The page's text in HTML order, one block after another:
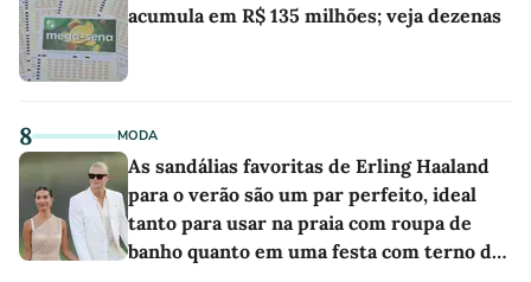
acumula em R$ 135 milhões; veja dezenas
8 MODA
As sandálias favoritas de Erling Haaland
para o verão são um par perfeito, ideal
tanto para usar na praia com roupa de
banho quanto em uma festa com terno de